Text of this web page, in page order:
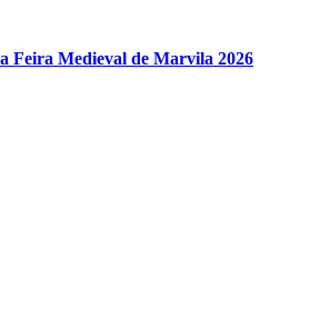
Feira Medieval de Marvila 2026